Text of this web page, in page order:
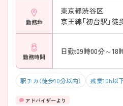
勤務地
東京都渋谷区
京王線「初台駅」徒
勤務時間
日勤:09時00分～18
駅チカ（徒歩10分以内） 残業10h以